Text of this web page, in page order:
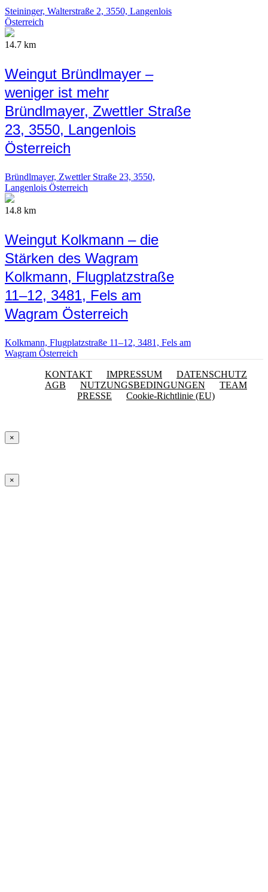
Steininger, Walterstraße 2, 3550, Langenlois
Österreich
14.7 km
Weingut Bründlmayer –
weniger ist mehr
Bründlmayer, Zwettler Straße
23, 3550, Langenlois
Österreich
Bründlmayer, Zwettler Straße 23, 3550,
Langenlois Österreich
14.8 km
Weingut Kolkmann – die
Stärken des Wagram
Kolkmann, Flugplatzstraße
11–12, 3481, Fels am
Wagram Österreich
Kolkmann, Flugplatzstraße 11–12, 3481, Fels am
Wagram Österreich
KONTAKT IMPRESSUM
DATENSCHUTZ
AGB
NUTZUNGSBEDINGUNGEN
TEAM
PRESSE
Cookie-Richtlinie (EU)
×
×